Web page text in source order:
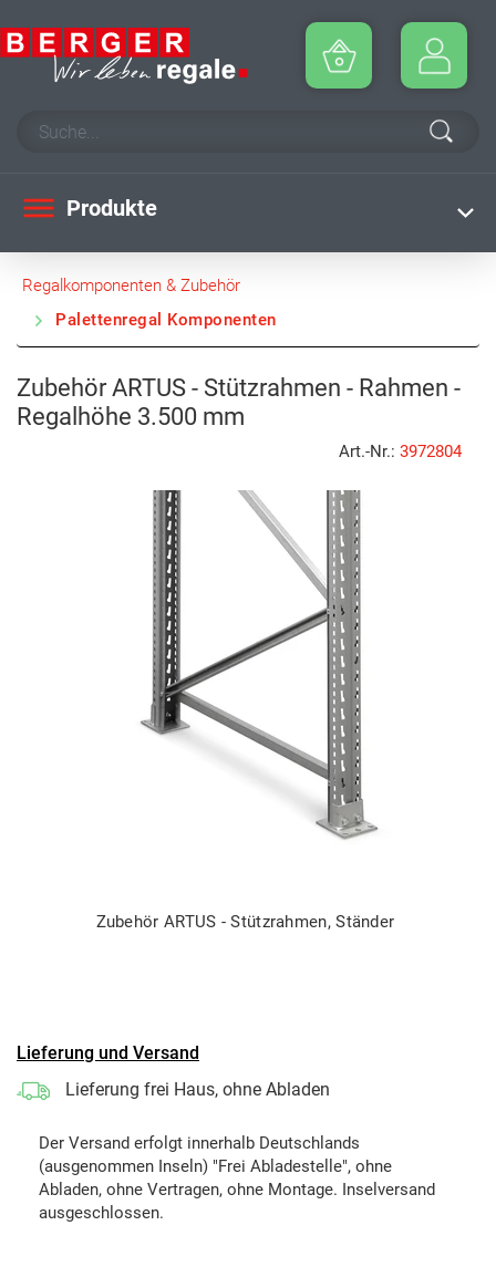
Produkte
Regalkomponenten & Zubehör
Palettenregal Komponenten
Zubehör ARTUS - Stützrahmen - Rahmen -
Regalhöhe 3.500 mm
Art.-Nr.: 3972804
Zubehör ARTUS - Stützrahmen, Ständer
Lieferung und Versand
Lieferung frei Haus, ohne Abladen
Der Versand erfolgt innerhalb Deutschlands
(ausgenommen Inseln) "Frei Abladestelle", ohne
Abladen, ohne Vertragen, ohne Montage. Inselversand
ausgeschlossen.